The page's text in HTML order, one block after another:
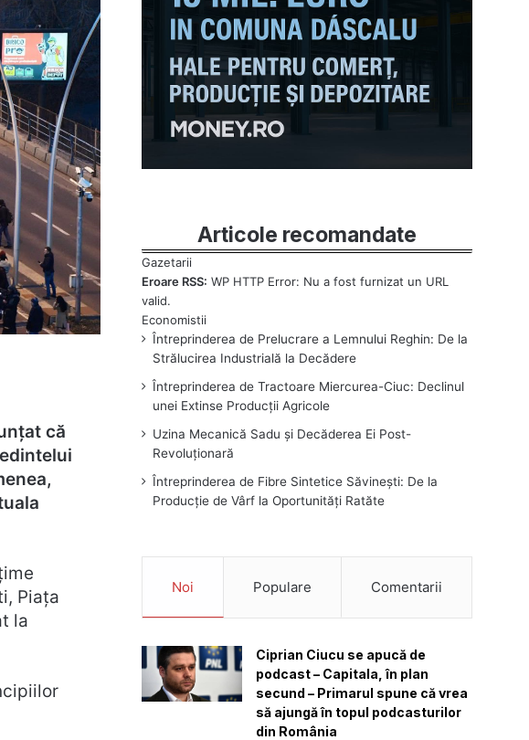
că
Piața
la
Articole recomandate
Eroare RSS: WP HTTP Error: Nu a fost furnizat un URL
valid.
Întreprinderea de Prelucrare a Lemnului Reghin: De la
Strălucirea Industrială la Decădere
Întreprinderea de Tractoare Miercurea-Ciuc: Declinul
unei Extinse Producții Agricole
Uzina Mecanică Sadu și Decăderea Ei Post-
Revoluționară
Întreprinderea de Fibre Sintetice Săvinești: De la
Producție de Vârf la Oportunități Ratăte
Noi Populare Comentarii
Ciprian Ciucu se apucă de
podcast – Capitala, în plan
secund – Primarul spune că vrea
să ajungă în topul podcasturilor
din România